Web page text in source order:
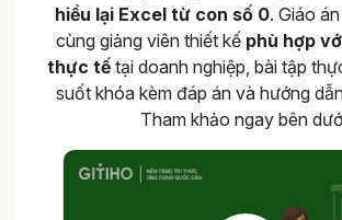
hiểu lại Excel từ con số 0. Giáo
cùng giảng viên thiết kế phù hợp
thực tếtại doanh nghiệp, bài tập
suốt khóa kèm đáp án và hướng
Tham khảo ngay bên